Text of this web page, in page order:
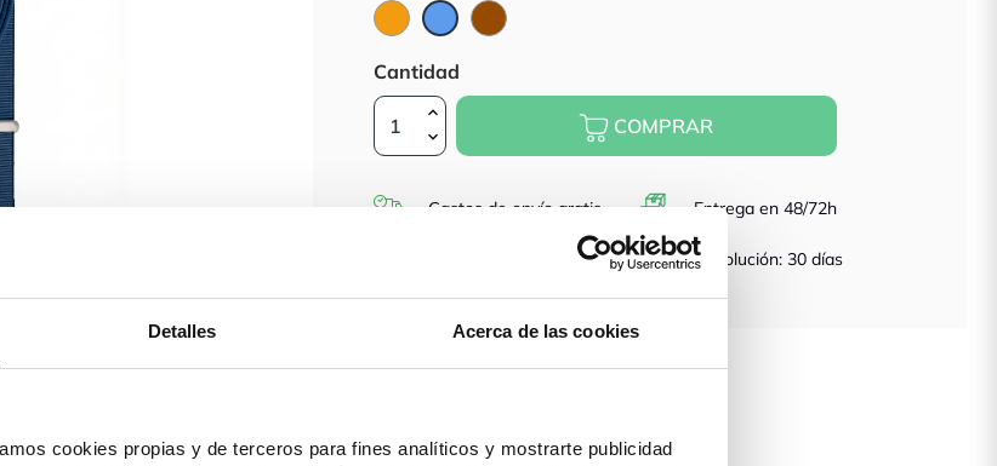
Detalles Acerca de las cookies
cookies propias y de terceros para fines analíticos y mostrarte publicidad
NaranjaAzul Marrón
Cantidad
COMPRAR
Gastos de envío gratis Entrega en 48/72h
Garantía asegurada Devolución: 30 días